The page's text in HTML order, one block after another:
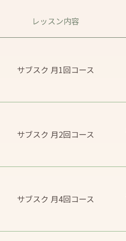
レッスン内容
サブスク 月1回コース
サブスク 月2回コース
サブスク 月4回コース